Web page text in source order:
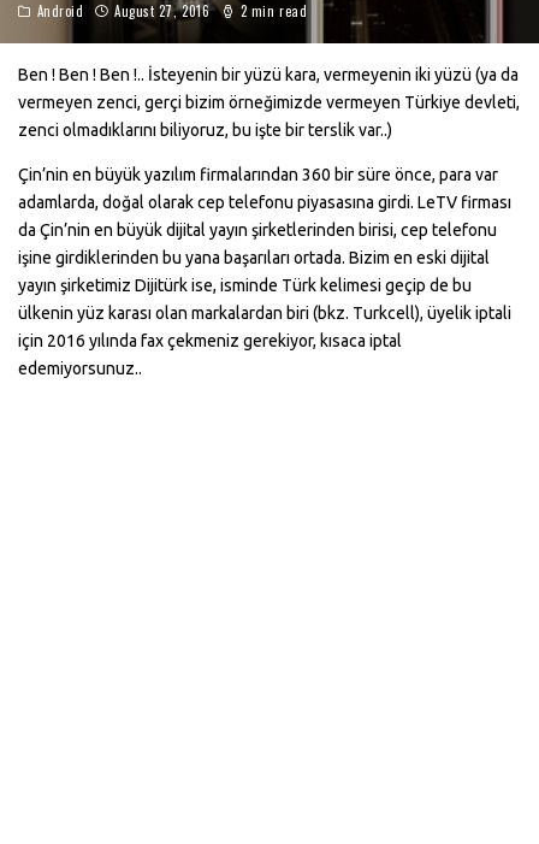
Android August 27, 2016 2 min read
Ben ! Ben ! Ben !.. İsteyenin bir yüzü kara, vermeyenin iki yüzü (ya da
vermeyen zenci, gerçi bizim örneğimizde vermeyen Türkiye devleti,
zenci olmadıklarını biliyoruz, bu işte bir terslik var..)
Çin’nin en büyük yazılım firmalarından 360 bir süre önce, para var
adamlarda, doğal olarak cep telefonu piyasasına girdi. LeTV firması
da Çin’nin en büyük dijital yayın şirketlerinden birisi, cep telefonu
işine girdiklerinden bu yana başarıları ortada. Bizim en eski dijital
yayın şirketimiz Dijitürk ise, isminde Türk kelimesi geçip de bu
ülkenin yüz karası olan markalardan biri (bkz. Turkcell), üyelik iptali
için 2016 yılında fax çekmeniz gerekiyor, kısaca iptal
edemiyorsunuz..